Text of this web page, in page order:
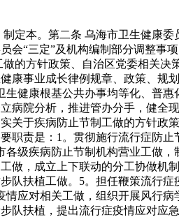
本。第二条 乌海市卫生健康委
“三定”及机构编制部分调整事
的方针政策、自治区党委相关决
康事业成长律例规章、政策、规
健康根基公共办事均等化、普
病院分析，推进管办分手，健全
关于疾病防止节制工做的方针政
责是：1。贯彻施行流行症防止
级疾病防止节制机构营业工做
做，成立上下联动的分工协做机
队扶植工做。5。担任鞭策流行
应对相关工做，组织开展风行
队扶植，提出流行症疫情应对应